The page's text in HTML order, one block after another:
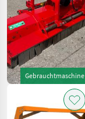
Gebrauchtmaschine